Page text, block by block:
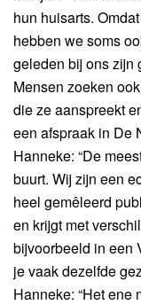
hun huisarts.
hebben we soms
geleden bij ons zijn
Mensen zoeken
die ze aanspreekt
een afspraak in De
Hanneke: “De
buurt. Wij zijn een
heel gemêleerd
en krijgt met
bijvoorbeeld in een
je vaak dezelfde
Hanneke: “Het ene